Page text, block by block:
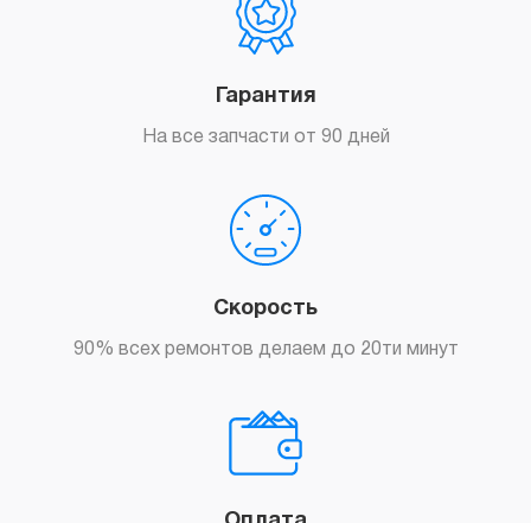
Гарантия
На все запчасти от 90 дней
Скорость
90% всех ремонтов делаем до 20ти минут